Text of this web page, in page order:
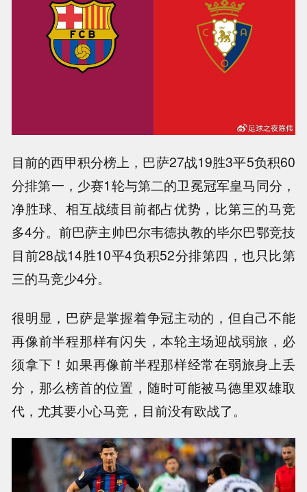
目前的西甲积分榜上，巴萨27战19胜3平5负积60
分排第一，少赛1轮与第二的卫冕冠军皇马同分，
净胜球、相互战绩目前都占优势，比第三的马竞
多4分。前巴萨主帅巴尔韦德执教的毕尔巴鄂竞技
目前28战14胜10平4负积52分排第四，也只比第
三的马竞少4分。
很明显，巴萨是掌握着争冠主动的，但自己不能
再像前半程那样有闪失，本轮主场迎战弱旅，必
须拿下！如果再像前半程那样经常在弱旅身上丢
分，那么榜首的位置，随时可能被马德里双雄取
代，尤其要小心马竞，目前没有欧战了。